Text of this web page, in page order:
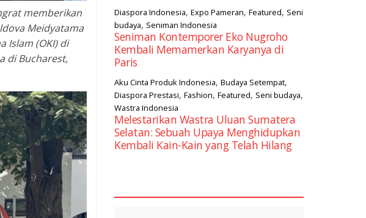
memberikan
Meidyatama
Islam (OKI) di
di Bucharest,
Diaspora Indonesia, Expo Pameran, Featured, Seni
budaya, Seniman Indonesia
Seniman Kontemporer Eko Nugroho
Kembali Memamerkan Karyanya di
Paris
Aku Cinta Produk Indonesia, Budaya Setempat,
Diaspora Prestasi, Fashion, Featured, Seni budaya,
Wastra Indonesia
Melestarikan Wastra Uluan Sumatera
Selatan: Sebuah Upaya Menghidupkan
Kembali Kain-Kain yang Telah Hilang